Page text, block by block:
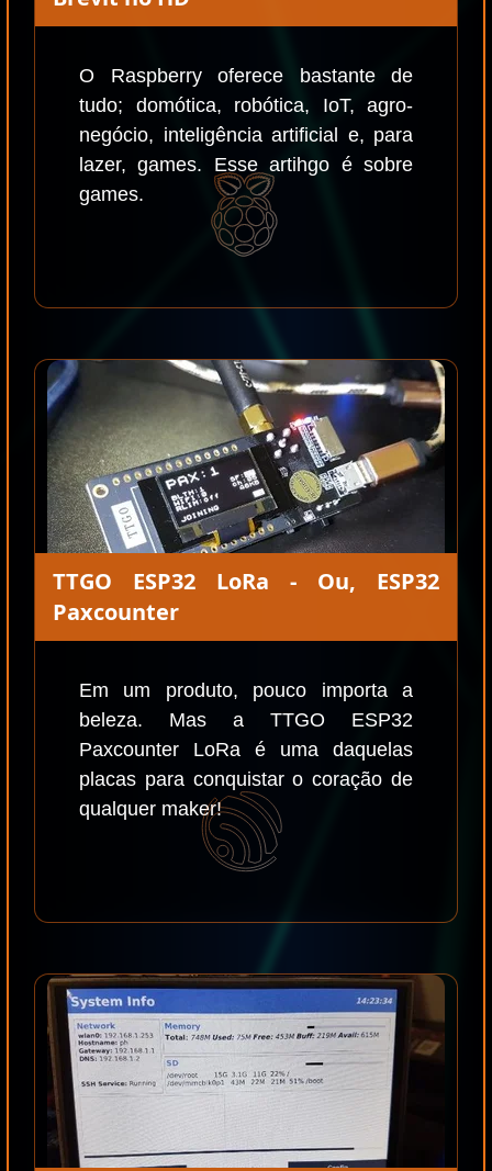
O Raspberry oferece bastante de
tudo; domótica, robótica, IoT, agro-
negócio, inteligência artificial e, para
lazer, games. Esse artihgo é sobre
games.
TTGO ESP32 LoRa - Ou, ESP32
Paxcounter
Em um produto, pouco importa a
beleza. Mas a TTGO ESP32
Paxcounter LoRa é uma daquelas
placas para conquistar o coração de
qualquer maker!